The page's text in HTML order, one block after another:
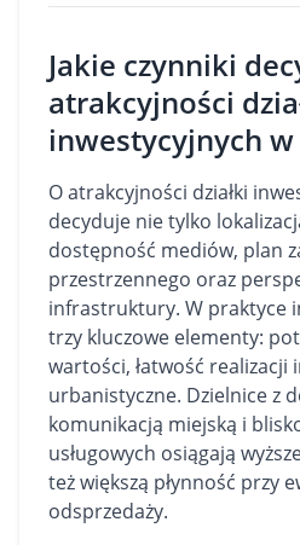
Jakie czynniki
atrakcyjności
inwestycyjnych
O atrakcyjności działki
decyduje nie tylko
dostępność mediów, plan
przestrzennego oraz
infrastruktury. W praktyce
trzy kluczowe elementy:
wartości, łatwość realizacji
urbanistyczne. Dzielnice z
komunikacją miejską i
usługowych osiągają
też większą płynność przy
odsprzedaży.